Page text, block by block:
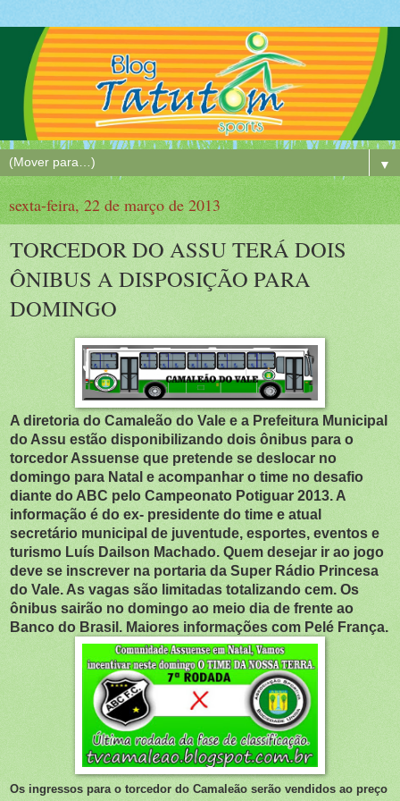
▼
sexta-feira, 22 de março de 2013
TORCEDOR DO ASSU TERÁ DOIS
ÔNIBUS A DISPOSIÇÃO PARA
DOMINGO
A diretoria do Camaleão do Vale e a Prefeitura Municipal
do Assu estão disponibilizando dois ônibus para o
torcedor Assuense que pretende se deslocar no
domingo para Natal e acompanhar o time no desafio
diante do ABC pelo Campeonato Potiguar 2013. A
informação é do ex- presidente do time e atual
secretário municipal de juventude, esportes, eventos e
turismo Luís Dailson Machado. Quem desejar ir ao jogo
deve se inscrever na portaria da Super Rádio Princesa
do Vale. As vagas são limitadas totalizando cem. Os
ônibus sairão no domingo ao meio dia de frente ao
Banco do Brasil. Maiores informações com Pelé França.
Os ingressos para o torcedor do Camaleão serão vendidos ao preço